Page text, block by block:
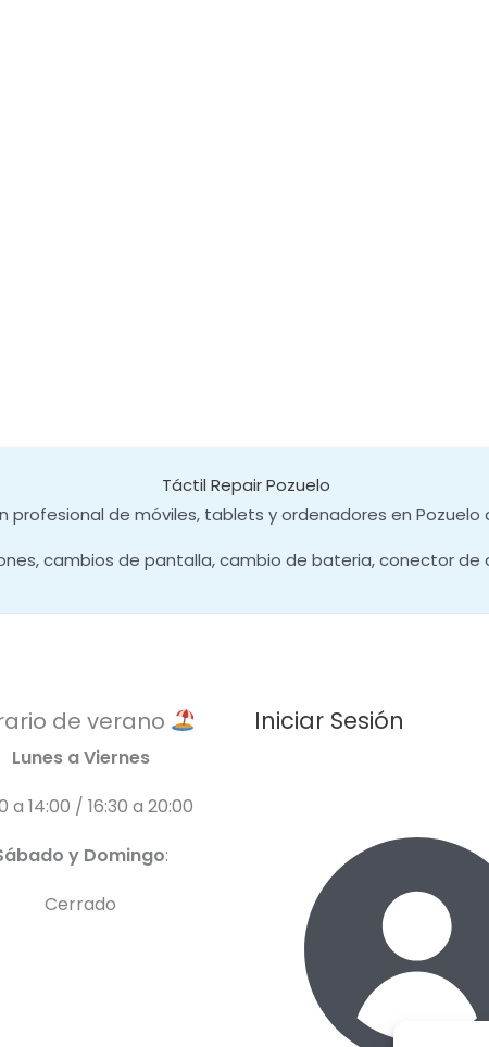
Táctil Repair Pozuelo
profesional de móviles, tablets y ordenadores en Pozuelo
cambios de pantalla, cambio de bateria, conector de
de verano
Lunes a Viernes
a 14:00 / 16:30 a 20:00
y Domingo:
Cerrado
Iniciar Sesión